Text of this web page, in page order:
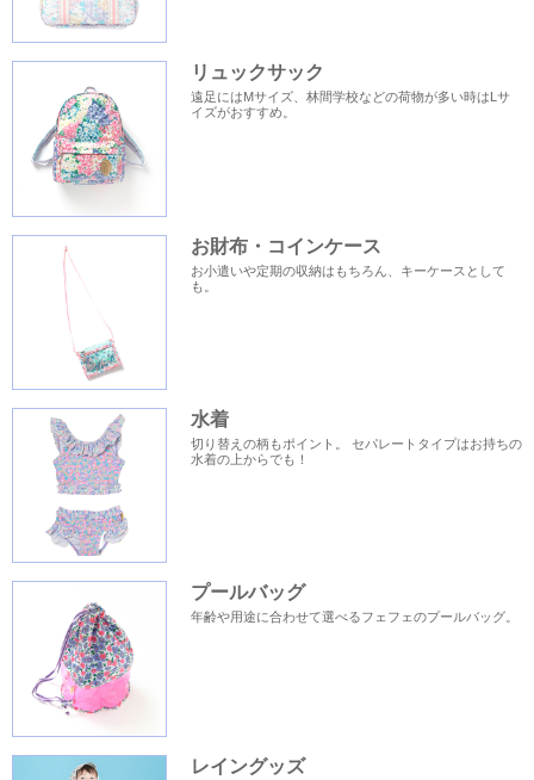
リュックサック
遠足にはMサイズ、林間学校などの荷物が多い時はLサ
イズがおすすめ。
お財布・コインケース
お小遣いや定期の収納はもちろん、キーケースとして
も。
水着
切り替えの柄もポイント。 セパレートタイプはお持ちの
水着の上からでも！
プールバッグ
年齢や用途に合わせて選べるフェフェのプールバッグ。
レイングッズ